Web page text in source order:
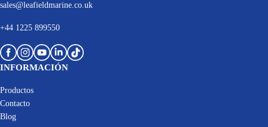
sales@leafieldmarine.co.uk
+44 1225 899550
INFORMACIÓN
Productos
Contacto
Blog